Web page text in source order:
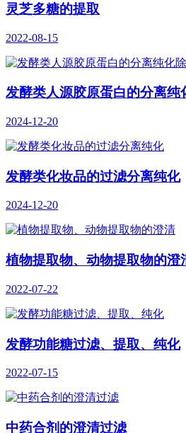
灵芝多糖的提取
2022-08-15
发酵类人源胶原蛋白的分离纯
2024-12-20
发酵类化妆品的过滤分离纯化
2024-12-20
植物提取物、动物提取物的澄
2022-07-22
发酵功能糖过滤、提取、纯化
2022-07-15
中药合剂的澄清过滤